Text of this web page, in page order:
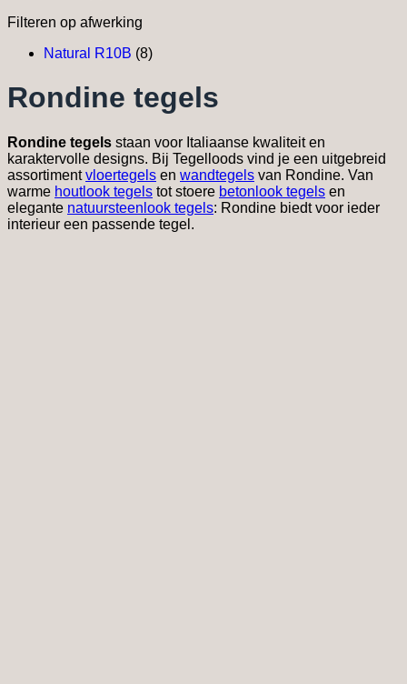
Filteren op afwerking
Natural R10B (8)
Rondine tegels
Rondine tegels staan voor Italiaanse kwaliteit en
karaktervolle designs. Bij Tegelloods vind je een uitgebreid
assortimentvloertegels en wandtegels van Rondine. Van
warme houtlook tegels tot stoere betonlook tegels en
elegante natuursteenlook tegels: Rondine biedt voor ieder
interieur een passende tegel.